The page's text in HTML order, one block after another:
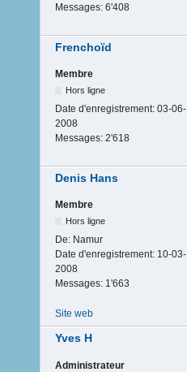
Messages: 6'408
Frenchoïd
Membre
Hors ligne
Date d'enregistrement: 03-06-
2008
Messages: 2'618
Denis Hans
Membre
Hors ligne
De: Namur
Date d'enregistrement: 10-03-
2008
Messages: 1'663
Site web
Yves H
Administrateur